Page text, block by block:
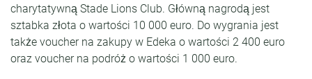
charytatywną Stade Lions Club. Główną nagrodą jest
sztabka złota o wartości 10 000 euro. Do wygrania jest
także voucher na zakupy w Edeka o wartości 2 400 euro
oraz voucher na podróż o wartości 1 000 euro.